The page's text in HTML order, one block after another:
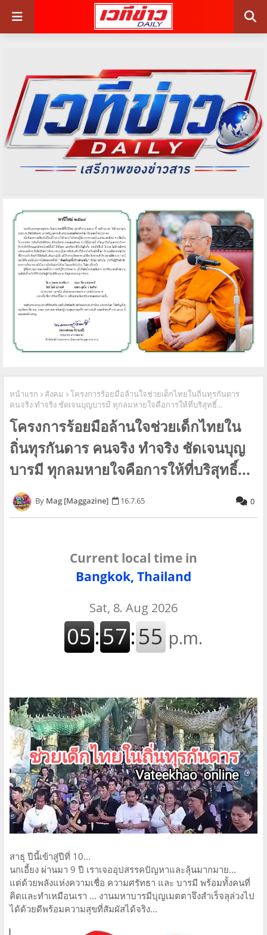
หน้าแรก สังคม
โครงการร้อยมือล้านใจช่วยเด็กไทยในถิ่นทุรกันดาร
คนจริง ทำจริง ชัดเจนบุญบารมี ทุกลมหายใจคือการให้ที่บริสุทธิ์...
โครงการร้อยมือล้านใจช่วยเด็กไทยใน
ถิ่นทุรกันดาร คนจริง ทำจริง ชัดเจนบุญ
บารมี ทุกลมหายใจคือการให้ที่บริสุทธิ์...
Mag [Maggazine] 16.7.65 0
Current local time in
Bangkok, Thailand
สาธุ ปีนี้เข้าสู่ปีที่ 10...
นกเอี้ยง ผ่านมา 9 ปี เราเจออุปสรรคปัญหาและลุ้นมากมาย...
แต่ด้วยพลังแห่งความเชื่อ ความศรัทธา และ บารมี พร้อมทั้งคนที่
คิดและทำเหมือนเรา ... งานมหาบารมีบุญเมตตาจึงสำเร็จลุล่วงไป
ได้ด้วยดีพร้อมความสุขที่สัมผัสได้จริง...